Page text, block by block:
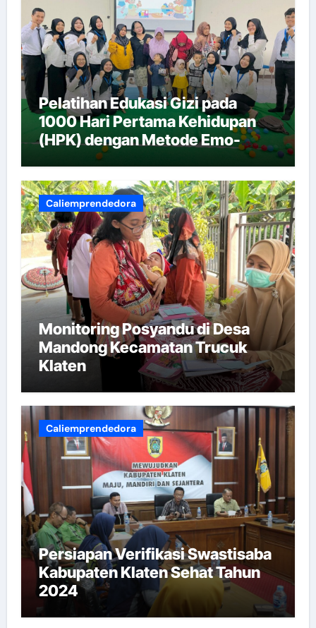
Pelatihan Edukasi Gizi pada
1000 Hari Pertama Kehidupan
(HPK) dengan Metode Emo-
Caliemprendedora
Monitoring Posyandu di Desa
Mandong Kecamatan Trucuk
Klaten
Caliemprendedora
Persiapan Verifikasi Swastisaba
Kabupaten Klaten Sehat Tahun
2024